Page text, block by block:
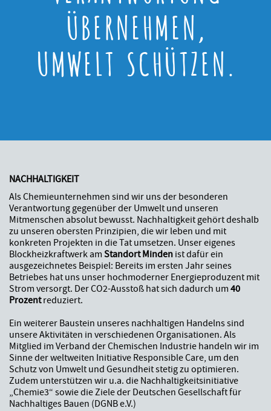
ÜBERNEHMEN,
UMWELT SCHÜTZEN.
NACHHALTIGKEIT
Als Chemieunternehmen sind wir uns der besonderen
Verantwortung gegenüber der Umwelt und unseren
Mitmenschen absolut bewusst. Nachhaltigkeit gehört deshalb
zu unseren obersten Prinzipien, die wir leben und mit
konkreten Projekten in die Tat umsetzen. Unser eigenes
Blockheizkraftwerk am Standort Minden ist dafür ein
ausgezeichnetes Beispiel: Bereits im ersten Jahr seines
Betriebes hat uns unser hochmoderner Energieproduzent mit
Strom versorgt. Der CO2-Ausstoß hat sich dadurch um 40
Prozentreduziert.
Ein weiterer Baustein unseres nachhaltigen Handelns sind
unsere Aktivitäten in verschiedenen Organisationen. Als
Mitglied im Verband der Chemischen Industrie handeln wir im
Sinne der weltweiten Initiative Responsible Care, um den
Schutz von Umwelt und Gesundheit stetig zu optimieren.
Zudem unterstützen wir u.a. die Nachhaltigkeitsinitiative
„Chemie3“ sowie die Ziele der Deutschen Gesellschaft für
Nachhaltiges Bauen (DGNB e.V.)